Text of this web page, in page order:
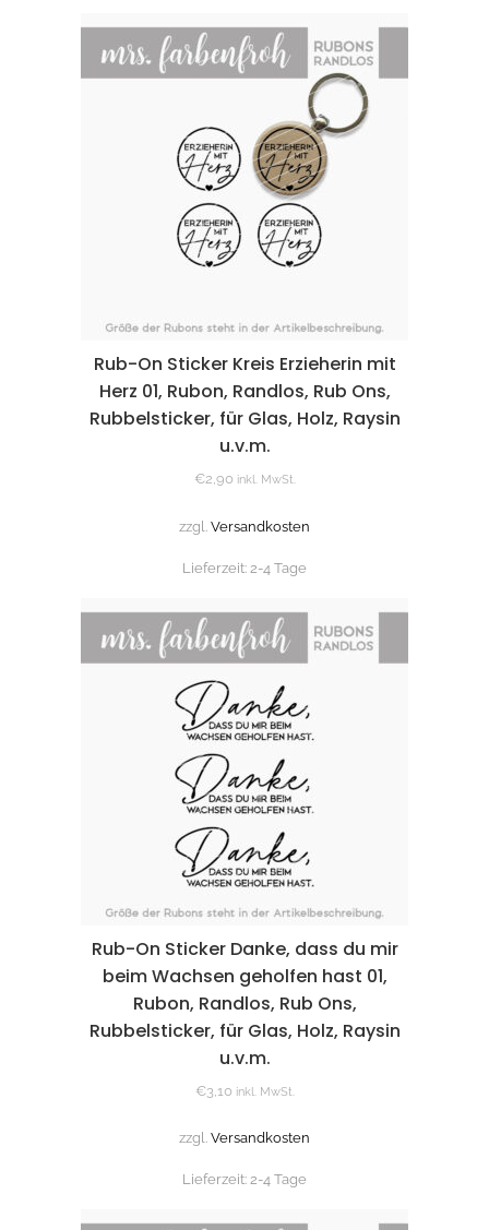
Rub-On Sticker Kreis Erzieherin mit
Herz 01, Rubon, Randlos, Rub Ons,
Rubbelsticker, für Glas, Holz, Raysin
u.v.m.
€2,90 inkl. MwSt.
zzgl. Versandkosten
Lieferzeit: 2-4 Tage
Rub-On Sticker Danke, dass du mir
beim Wachsen geholfen hast 01,
Rubon, Randlos, Rub Ons,
Rubbelsticker, für Glas, Holz, Raysin
u.v.m.
€3,10 inkl. MwSt.
zzgl. Versandkosten
Lieferzeit: 2-4 Tage